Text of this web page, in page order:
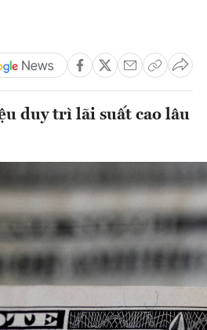
duy trì lãi suất cao lâu